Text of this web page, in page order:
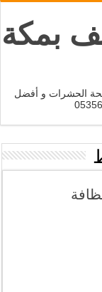
بمكة
الحشرات و أفضل